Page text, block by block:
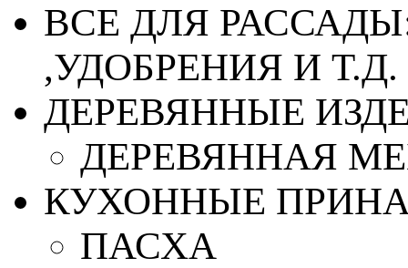
ВСЕ ДЛЯ
,УДОБРЕНИЯ И Т.Д.
ДЕРЕВЯННЫЕ
ДЕРЕВЯННАЯ
КУХОННЫЕ
ПАСХА